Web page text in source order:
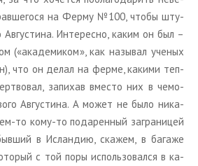
на Ферму №100, чтобы шту­
Ин­те­рес­но, каким он был –
(«ака­де­ми­ком», как на­зы­вал уче­ных
что он делал на ферме, ка­ки­ми теп­
за­пи­хав вме­сто них в че­мо­
Ав­гу­сти­на. А может не было ни­ка­
то кому-то по­да­рен­ный за­гра­ни­цей
в Ис­лан­дию, ска­жем, в ба­га­же
с той поры ис­поль­зо­вал­ся в ка­